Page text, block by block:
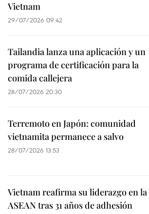
Vietnam
29/07/2026 09:42
Tailandia lanza una aplicación y un
programa de certificación para la
comida callejera
28/07/2026 20:30
Terremoto en Japón: comunidad
vietnamita permanece a salvo
28/07/2026 13:53
Vietnam reafirma su liderazgo en la
ASEAN tras 31 años de adhesión